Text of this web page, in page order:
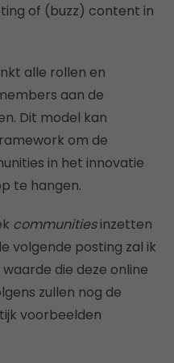
of (buzz) content in
alle rollen en
aan de
Dit model kan
om de
in het innovatie
te hangen.
communitiesinzetten
volgende posting zal ik
die deze online
zullen nog de
voorbeelden